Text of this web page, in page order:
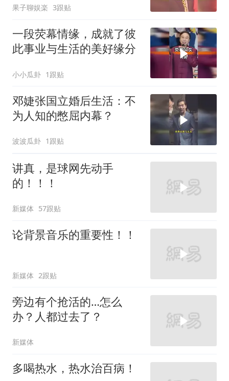
果子聊娱楽 3跟贴
一段荧幕情缘，成就了彼
此事业与生活的美好缘分
小小瓜卦 1跟贴
邓婕张国立婚后生活：不
为人知的憋屈内幕？
波波瓜卦 1跟贴
讲真，是球网先动手
的！！！
新媒体 57跟贴
论背景音乐的重要性！！
新媒体 2跟贴
旁边有个抢活的…怎么
办？人都过去了？
新媒体
多喝热水，热水治百病！